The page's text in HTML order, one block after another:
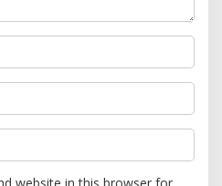
website in this browser for